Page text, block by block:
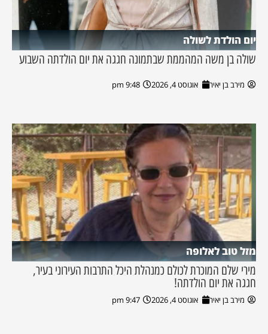
יום הולדת לשולה
שולה בן משה המהממת שבתמונה חגגה את יום הולדתה השבוע
מירב בן יאיר אוגוסט 4, 2026 9:48 pm
מזל טוב לאלופה
מירי שלם המוכרת לכולם כמנהלת היכל התרבות העירוני בעיר,
חגגה את יום הולדתה!
מירב בן יאיר אוגוסט 4, 2026 9:47 pm